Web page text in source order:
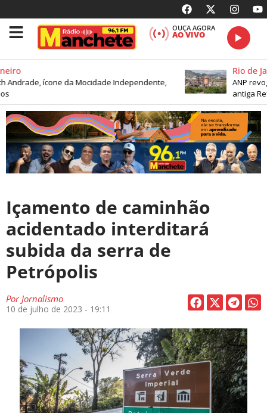
OUÇA AGORA
AO VIVO
Andrade, ícone da Mocidade Independente,
Rio de
ANP
antiga
Içamento de caminhão
acidentado interditará
subida da serra de
Petrópolis
PorJornalismo
10 de julho de 2023 - 19:11